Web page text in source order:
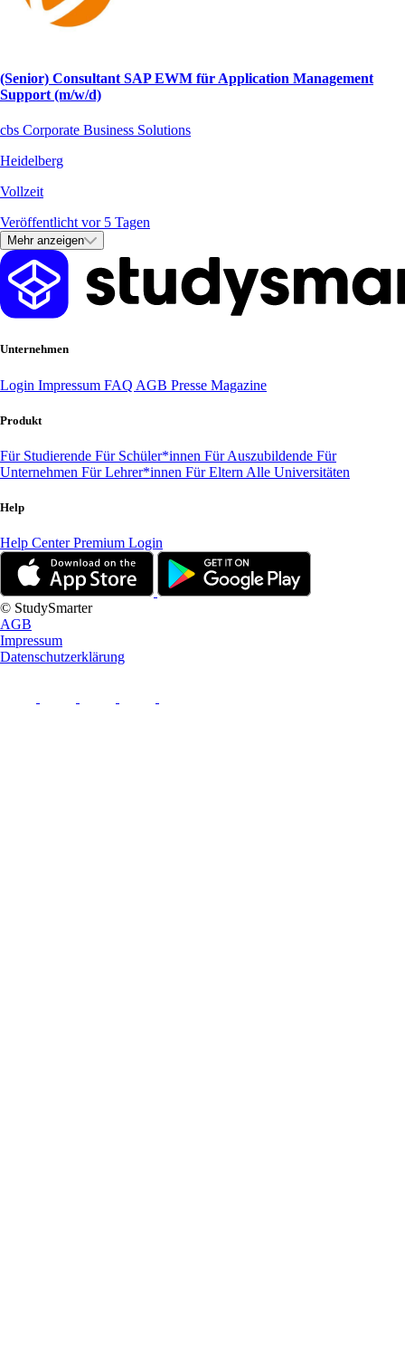
(Senior) Consultant SAP EWM für Application Management
Support (m/w/d)
cbs Corporate Business Solutions
Heidelberg
Vollzeit
Veröffentlicht vor 5 Tagen
Mehr anzeigen
Unternehmen
Login Impressum FAQ AGB Presse Magazine
Produkt
Für Studierende Für Schüler*innen Für Auszubildende Für
Unternehmen Für Lehrer*innen Für Eltern Alle Universitäten
Help
Help CenterPremium Login
© StudySmarter
AGB
Impressum
Datenschutzerklärung